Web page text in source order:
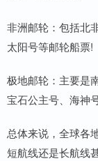
非洲邮轮：包括北
太阳号等邮轮船票!
极地邮轮：主要是
宝石公主号、海神
总体来说，全球各
短航线还是长航线